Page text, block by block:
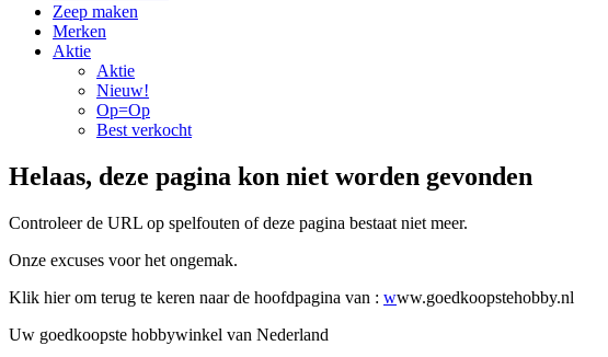
Zeep maken
Merken
Aktie
Aktie
Nieuw!
Op=Op
Best verkocht
Helaas, deze pagina kon niet worden gevonden
Controleer de URL op spelfouten of deze pagina bestaat niet meer.
Onze excuses voor het ongemak.
Klik hier om terug te keren naar de hoofdpagina van : www.goedkoopstehobby.nl
Uw goedkoopste hobbywinkel van Nederland